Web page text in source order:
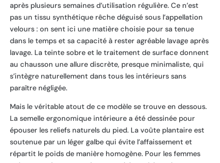
après plusieurs semaines d’utilisation régulière. Ce n’est
pas un tissu synthétique rêche déguisé sous l’appellation
velours : on sent ici une matière choisie pour sa tenue
dans le temps et sa capacité à rester agréable lavage après
lavage. La teinte sobre et le traitement de surface donnent
au chausson une allure discrète, presque minimaliste, qui
s’intègre naturellement dans tous les intérieurs sans
paraître négligée.
Mais le véritable atout de ce modèle se trouve en dessous.
La semelle ergonomique intérieure a été dessinée pour
épouser les reliefs naturels du pied. La voûte plantaire est
soutenue par un léger galbe qui évite l’affaissement et
répartit le poids de manière homogène. Pour les femmes